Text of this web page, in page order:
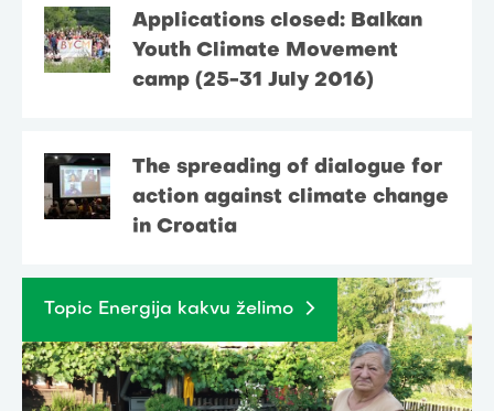
Applications closed: Balkan
Youth Climate Movement
camp (25-31 July 2016)
The spreading of dialogue for
action against climate change
in Croatia
Topic Energija kakvu želimo